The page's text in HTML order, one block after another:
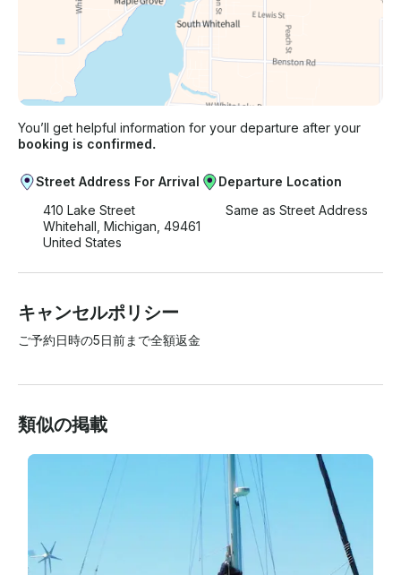
You’ll get helpful information for your departure after your
booking is confirmed.
Street Address For Arrival
410 Lake Street
Whitehall, Michigan, 49461
United States
Departure Location
Same as Street Address
キャンセルポリシー
ご予約日時の5日前まで全額返金
類似の掲載